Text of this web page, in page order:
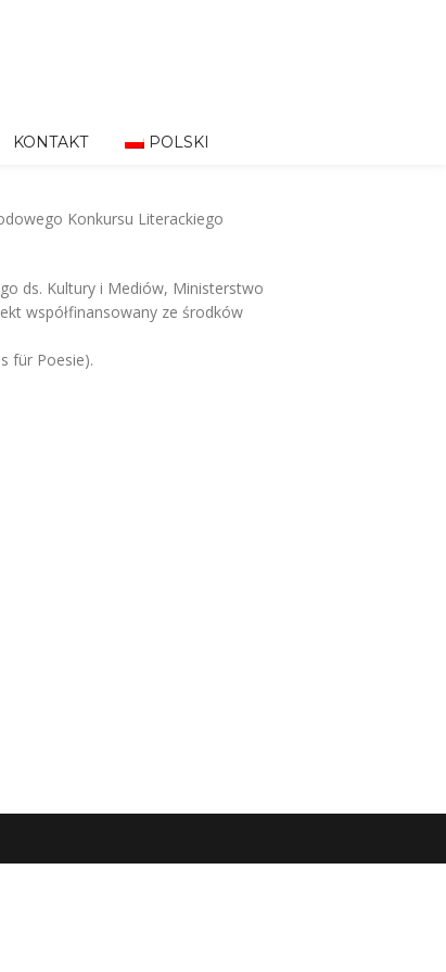
KONTAKT POLSKI
Konkursu Literackiego
ds. Kultury i Mediów, Ministerstwo
współfinansowany ze środków
für Poesie).